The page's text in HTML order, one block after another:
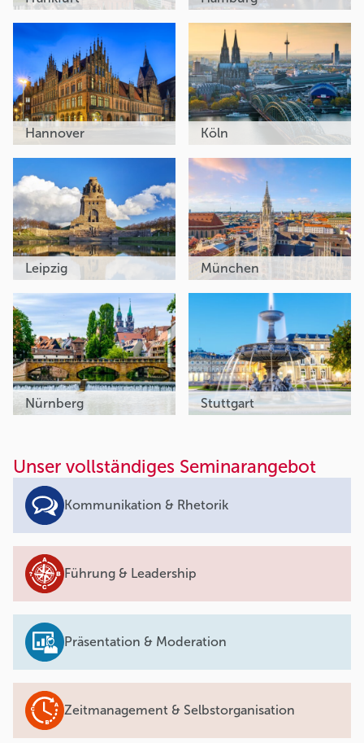
Unser vollständiges Seminarangebot
Kommunikation & Rhetorik
Führung & Leadership
Präsentation & Moderation
Zeitmanagement & Selbstorganisation
Hannover Köln
Leipzig München
Nürnberg Stuttgart